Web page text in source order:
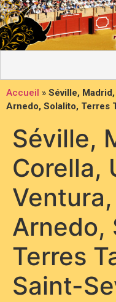
Accueil » Séville,
Arnedo, Solalito, Terres
Séville,
Corella,
Arnedo,
Terres
Saint-